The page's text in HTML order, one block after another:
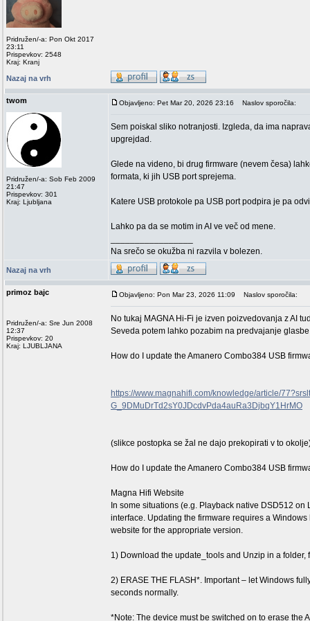
Pridružen/-a: Pon Okt 2017
23:11
Prispevkov: 2548
Kraj: Kranj
Nazaj na vrh
twom
Pridružen/-a: Sob Feb 2009
21:47
Prispevkov: 301
Kraj: Ljubljana
Objavljeno: Pet Mar 20, 2026 23:16 Naslov sporočila:
Sem poiskal sliko notranjosti. Izgleda, da ima
upgrejdad.
Glede na videno, bi drug firmware (nevem česa)
formata, ki jih USB port sprejema.
Katere USB protokole pa USB port podpira je pa
Lahko pa da se motim in AI ve več od mene.
Na srečo se okužba ni razvila v bolezen.
Nazaj na vrh
primoz bajc
Pridružen/-a: Sre Jun 2008
12:37
Prispevkov: 20
Kraj: LJUBLJANA
Objavljeno: Pon Mar 23, 2026 11:09 Naslov sporočila:
No tukaj MAGNA Hi-Fi je izven poizvedovanja z AI
Seveda potem lahko pozabim na predvajanje
How do I update the Amanero Combo384 USB
https://www.magnahifi.com/knowledge/article/
G_9DMuDrTd2sY0JDcdvPda4auRa3DjbqY1HrMO
(slikce postopka se žal ne dajo prekopirati v to
How do I update the Amanero Combo384 USB
Magna Hifi Website
In some situations (e.g. Playback native DSD512
interface. Updating the firmware requires a
website for the appropriate version.
1) Download the update_tools and Unzip in a
2) ERASE THE FLASH*. Important – let Windows
seconds normally.
*Note: The device must be switched on to erase the